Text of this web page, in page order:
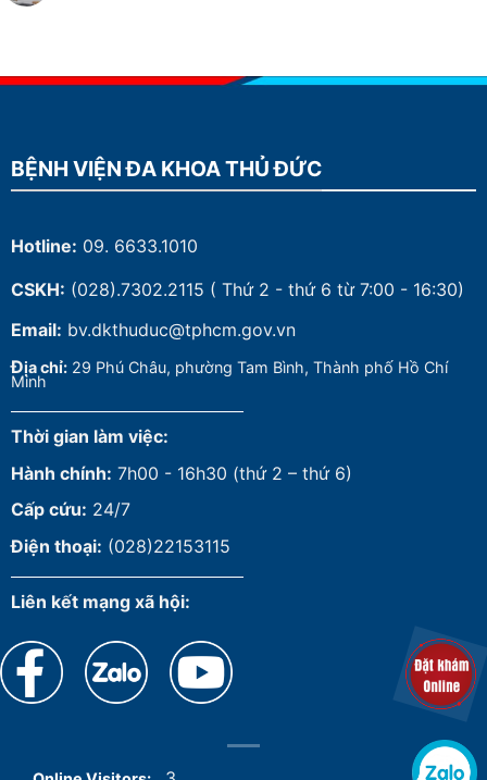
BỆNH VIỆN ĐA KHOA THỦ ĐỨC
Hotline: 09. 6633.1010
CSKH: (028).7302.2115 ( Thứ 2 - thứ 6 từ 7:00 - 16:30)
Email: bv.dkthuduc@tphcm.gov.vn
Địa chỉ: 29 Phú Châu, phường Tam Bình, Thành phố Hồ Chí
Minh
Thời gian làm việc:
Hành chính: 7h00 - 16h30 (thứ 2 – thứ 6)
Cấp cứu: 24/7
Điện thoại: (028)22153115
Liên kết mạng xã hội: